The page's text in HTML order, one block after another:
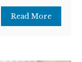
Read More